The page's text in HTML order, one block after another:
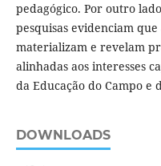
pedagógico. Por outro
pesquisas evidenciam
materializam e revelam
alinhadas aos interesses
da Educação do Campo e
DOWNLOADS